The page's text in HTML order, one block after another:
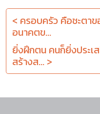
< ครอบครัว คือชะตา
อนาคตข...
ยิ่งฝึกตน คนก็ยิ่งประเ
สร้างส... >